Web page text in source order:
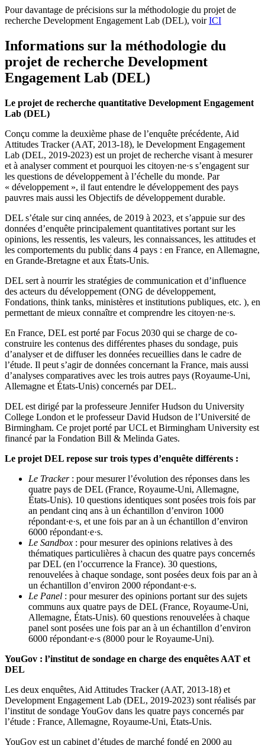
Pour davantage de précisions sur la méthodologie du projet de
recherche Development Engagement Lab (DEL), voirICI
Informations sur la méthodologie du
projet de recherche Development
Engagement Lab (DEL)
Le projet de recherche quantitative Development Engagement
Lab (DEL)
Conçu comme la deuxième phase de l’enquête précédente, Aid
Attitudes Tracker (AAT, 2013-18), le Development Engagement
Lab (DEL, 2019-2023) est un projet de recherche visant à mesurer
et à analyser comment et pourquoi les citoyen·ne·s s’engagent sur
les questions de développement à l’échelle du monde. Par
« développement », il faut entendre le développement des pays
pauvres mais aussi les Objectifs de développement durable.
DEL s’étale sur cinq années, de 2019 à 2023, et s’appuie sur des
données d’enquête principalement quantitatives portant sur les
opinions, les ressentis, les valeurs, les connaissances, les attitudes et
les comportements du public dans 4 pays : en France, en Allemagne,
en Grande-Bretagne et aux États-Unis.
DEL sert à nourrir les stratégies de communication et d’influence
des acteurs du développement (ONG de développement,
Fondations, think tanks, ministères et institutions publiques, etc. ), en
permettant de mieux connaître et comprendre les citoyen·ne·s.
En France, DEL est porté par Focus 2030 qui se charge de co-
construire les contenus des différentes phases du sondage, puis
d’analyser et de diffuser les données recueillies dans le cadre de
l’étude. Il peut s’agir de données concernant la France, mais aussi
d’analyses comparatives avec les trois autres pays (Royaume-Uni,
Allemagne et États-Unis) concernés par DEL.
DEL est dirigé par la professeure Jennifer Hudson du University
College London et le professeur David Hudson de l’Université de
Birmingham. Ce projet porté par UCL et Birmingham University est
financé par la Fondation Bill & Melinda Gates.
Le projet DEL repose sur trois types d’enquête différents :
Le Tracker: pour mesurer l’évolution des réponses dans les
quatre pays de DEL (France, Royaume-Uni, Allemagne,
États-Unis). 10 questions identiques sont posées trois fois par
an pendant cinq ans à un échantillon d’environ 1000
répondant·e·s, et une fois par an à un échantillon d’environ
6000 répondant·e·s.
Le Sandbox : pour mesurer des opinions relatives à des
thématiques particulières à chacun des quatre pays concernés
par DEL (en l’occurrence la France). 30 questions,
renouvelées à chaque sondage, sont posées deux fois par an à
un échantillon d’environ 2000 répondant·e·s.
Le Panel : pour mesurer des opinions portant sur des sujets
communs aux quatre pays de DEL (France, Royaume-Uni,
Allemagne, États-Unis). 60 questions renouvelées à chaque
panel sont posées une fois par an à un échantillon d’environ
6000 répondant·e·s (8000 pour le Royaume-Uni).
YouGov : l’institut de sondage en charge des enquêtes AAT et
DEL
Les deux enquêtes, Aid Attitudes Tracker (AAT, 2013-18) et
Development Engagement Lab (DEL, 2019-2023) sont réalisés par
l’institut de sondage YouGov dans les quatre pays concernés par
l’étude : France, Allemagne, Royaume-Uni, États-Unis.
YouGov est un cabinet d’études de marché fondé en 2000 au